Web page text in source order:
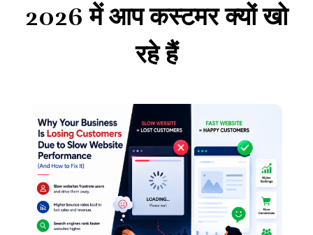
2026 में आप कस्टमर क्यों खो
रहे हैं